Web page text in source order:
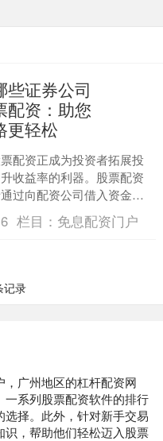
些证券公司
配资：助您
更轻松
配资正成为投资者拓展投
收益率的利器。股票配资
过向配资公司借入资金，
量，从而增加投资规模的
1. 合规性....
栏目： 免息配资门户
记录
广州地区的杠杆配资网
系列股票配资软件的排行
择。此外，针对新手交易
，帮助他们轻松迈入股票